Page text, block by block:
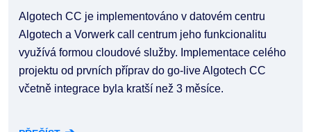
Algotech CC je implementováno v datovém centru
Algotech a Vorwerk call centrum jeho funkcionalitu
využívá formou cloudové služby. Implementace celého
projektu od prvních příprav do go-live Algotech CC
včetně integrace byla kratší než 3 měsíce.